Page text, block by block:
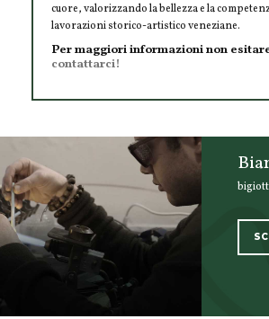
cuore, valorizzando la bellezza e la
lavorazioni storico-artistico veneziane.
Per maggiori informazioni non
contattarci!